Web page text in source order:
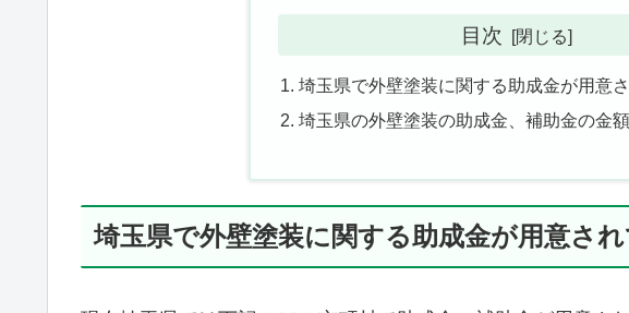
目次
埼玉県で外壁塗装に関する助成金が用意
埼玉県の外壁塗装の助成金、補助金の金
埼玉県で外壁塗装に関する助成金が用意さ